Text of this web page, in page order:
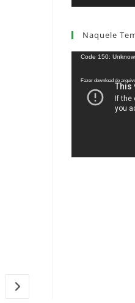
Ir para a próxima página
Naquele
Tocador
Code 150:
Fazer download do